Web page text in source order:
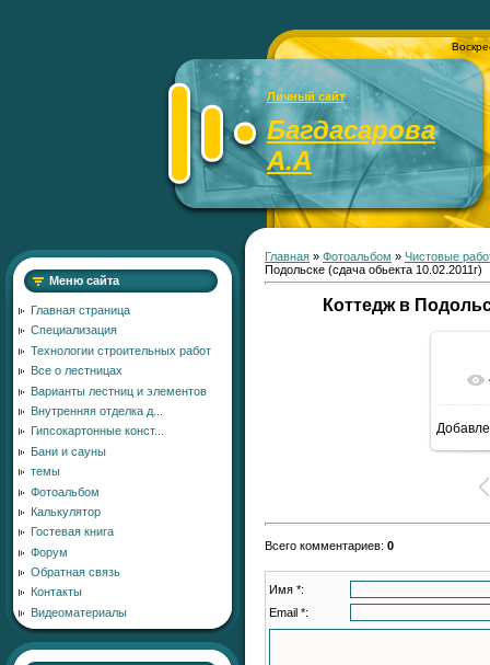
Личный сайт
Багдасарова
А.А
Меню сайта
Главная страница
Специализация
Технологии строительных работ
Все о лестницах
Варианты лестниц и элементов
Внутренняя отделка д...
Гипсокартонные конст...
Бани и сауны
темы
Фотоальбом
Калькулятор
Гостевая книга
Форум
Обратная связь
Контакты
Видеоматериалы
Главная » Фотоальбом » Чистовые
Подольске (сдача обьекта 10.02.2011г)
Коттедж в
Всего комментариев: 0
Имя *:
Email *: